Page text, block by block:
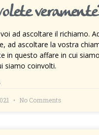
ad ascoltare il richiamo.
ad ascoltare la vostra
in questo affare in cui
siamo coinvolti.
No Comments